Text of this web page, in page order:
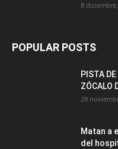
8
POPULAR POSTS
PISTA
ZÓCALO
28
Matan a
del